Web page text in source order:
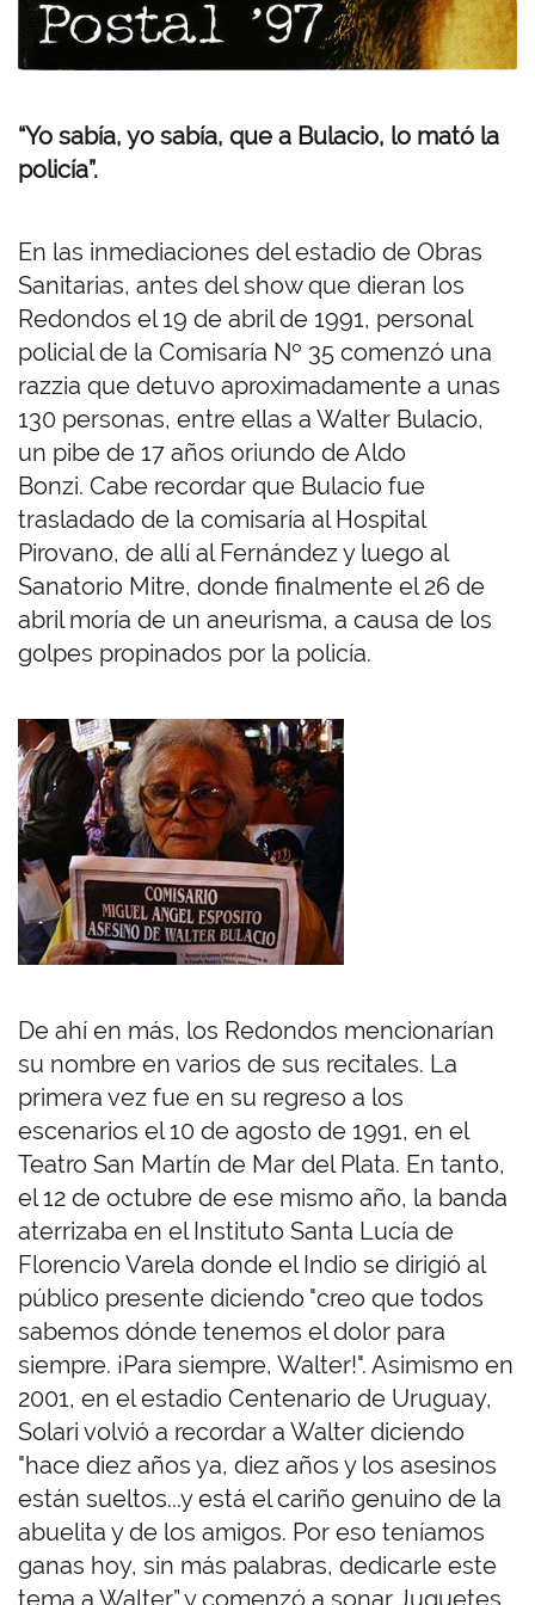
“Yo sabía, yo sabía, que a Bulacio, lo mató la
policía”.
En las inmediaciones del estadio de Obras
Sanitarias, antes del show que dieran los
Redondos el 19 de abril de 1991, personal
policial de la Comisaría Nº 35 comenzó una
razzia que detuvo aproximadamente a unas
130 personas, entre ellas a Walter Bulacio,
un pibe de 17 años oriundo de Aldo
Bonzi. Cabe recordar que Bulacio fue
trasladado de la comisaría al Hospital
Pirovano, de allí al Fernández y luego al
Sanatorio Mitre, donde finalmente el 26 de
abril moría de un aneurisma, a causa de los
golpes propinados por la policía.
De ahí en más, los Redondos mencionarían
su nombre en varios de sus recitales. La
primera vez fue en su regreso a los
escenarios el 10 de agosto de 1991, en el
Teatro San Martín de Mar del Plata. En tanto,
el 12 de octubre de ese mismo año, la banda
aterrizaba en el Instituto Santa Lucía de
Florencio Varela donde el Indio se dirigió al
público presente diciendo "creo que todos
sabemos dónde tenemos el dolor para
siempre. ¡Para siempre, Walter!". Asimismo en
2001, en el estadio Centenario de Uruguay,
Solari volvió a recordar a Walter diciendo
"hace diez años ya, diez años y los asesinos
están sueltos...y está el cariño genuino de la
abuelita y de los amigos. Por eso teníamos
ganas hoy, sin más palabras, dedicarle este